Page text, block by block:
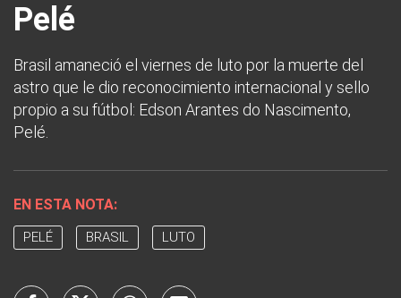
Pelé
Brasil amaneció el viernes de luto por la muerte del
astro que le dio reconocimiento internacional y sello
propio a su fútbol: Edson Arantes do Nascimento,
Pelé.
EN ESTA NOTA:
PELÉ BRASIL LUTO